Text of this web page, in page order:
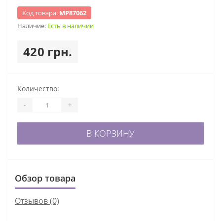
Код товара: МР87062
Наличие: Есть в наличии
420 грн.
Количество:
- +
В КОРЗИНУ
Обзор товара
Отзывов (0)